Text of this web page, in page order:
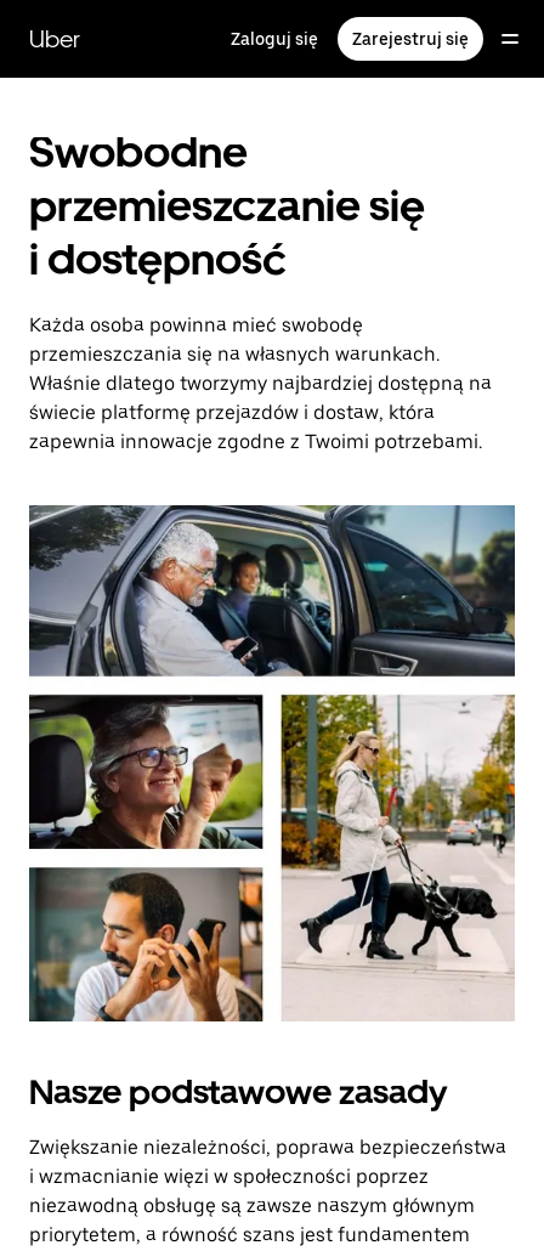
głównej
zawartości
Uber Zaloguj się Zarejestruj się
Swobodne
przemieszczanie się
i dostępność
Każda osoba powinna mieć swobodę
przemieszczania się na własnych warunkach.
Właśnie dlatego tworzymy najbardziej dostępną na
świecie platformę przejazdów i dostaw, która
zapewnia innowacje zgodne z Twoimi potrzebami.
Nasze podstawowe zasady
Zwiększanie niezależności, poprawa bezpieczeństwa
i wzmacnianie więzi w społeczności poprzez
niezawodną obsługę są zawsze naszym głównym
priorytetem, a równość szans jest fundamentem